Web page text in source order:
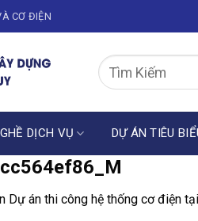
CƠ ĐIỆN
DỊCH VỤ DỰ ÁN TIÊU
Dự án thi công hệ thống cơ điện